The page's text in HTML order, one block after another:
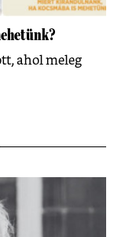
ahol meleg